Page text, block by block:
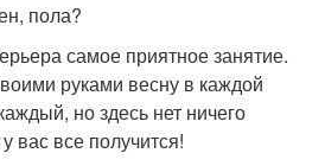
пола?
самое приятное занятие.
руками весну в каждой
но здесь нет ничего
вас все получится!